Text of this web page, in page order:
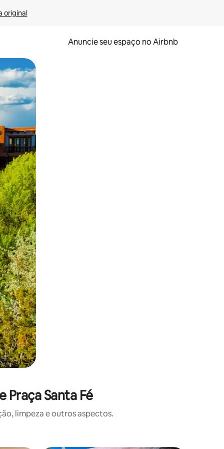
original
Anuncie seu espaço no Airbnb
o dedo na tela.
Santa Fé
limpeza e outros aspectos.